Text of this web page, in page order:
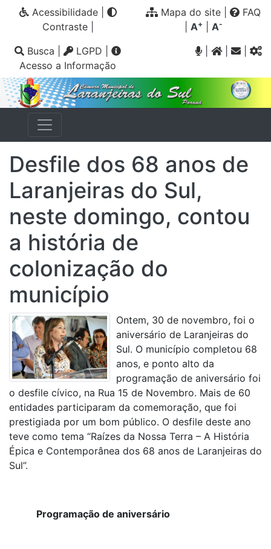
Acessibilidade|
Contraste|
Mapa do site
FAQ
A+ A-
Busca LGPD
Acesso a Informação
|
Desfile dos 68 anos de
Laranjeiras do Sul,
neste domingo, contou
a história de
colonização do
município
Ontem, 30 de novembro, foi o
aniversário de Laranjeiras do
Sul. O município completou 68
anos, e ponto alto da
programação de aniversário foi
o desfile cívico, na Rua 15 de Novembro. Mais de 60
entidades participaram da comemoração, que foi
prestigiada por um bom público. O desfile deste ano
teve como tema “Raízes da Nossa Terra – A História
Épica e Contemporânea dos 68 anos de Laranjeiras do
Sul”.
Programação de aniversário